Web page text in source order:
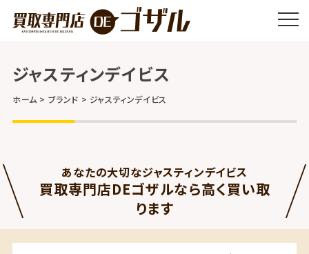
ジャスティンデイビス
ホーム ブランド ジャスティンデイビス
あなたの大切なジャスティンデイビス
買取専門店DEゴザルなら高く買い取
ります